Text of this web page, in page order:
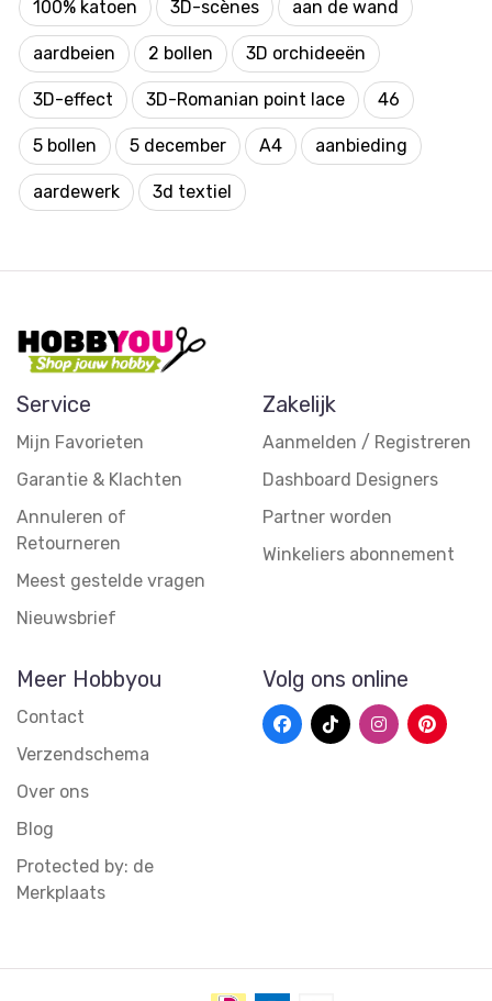
100% katoen 3D-scènes aan de wand
aardbeien 2 bollen 3D orchideeën
3D-effect 3D-Romanian point lace 46
5 bollen 5 december A4 aanbieding
aardewerk 3d textiel
Service
Mijn Favorieten
Garantie & Klachten
Annuleren of
Retourneren
Meest gestelde vragen
Nieuwsbrief
Zakelijk
Aanmelden / Registreren
Dashboard Designers
Partner worden
Winkeliers abonnement
Meer Hobbyou
Contact
Verzendschema
Over ons
Blog
Protected by: de
Merkplaats
Volg ons online